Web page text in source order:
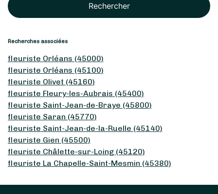
Rechercher
Recherches associées
fleuriste Orléans (45000)
fleuriste Orléans (45100)
fleuriste Olivet (45160)
fleuriste Fleury-les-Aubrais (45400)
fleuriste Saint-Jean-de-Braye (45800)
fleuriste Saran (45770)
fleuriste Saint-Jean-de-la-Ruelle (45140)
fleuriste Gien (45500)
fleuriste Châlette-sur-Loing (45120)
fleuriste La Chapelle-Saint-Mesmin (45380)